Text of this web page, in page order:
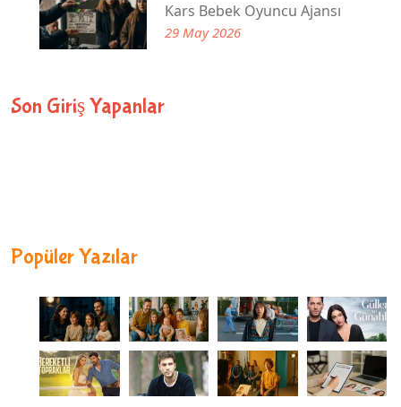
Kars Bebek Oyuncu Ajansı
29 May 2026
Son Giriş Yapanlar
Popüler Yazılar